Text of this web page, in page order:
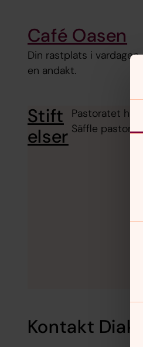
Café Oasen
Din rastplats i
en andakt.
Stift
elser
Pastoratet
Säffle
Kontakt